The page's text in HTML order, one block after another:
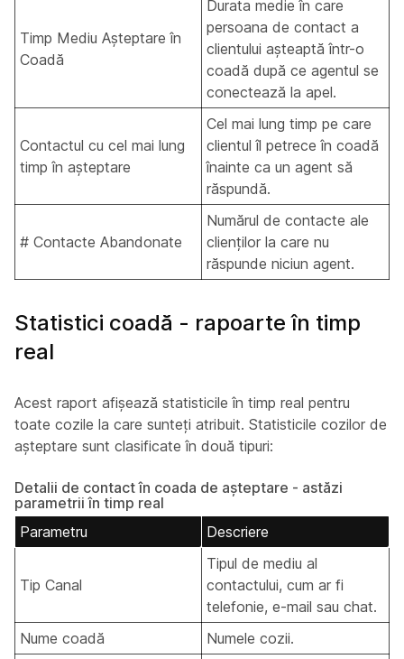
Timp Mediu Așteptare în
Coadă
Durata medie în care
persoana de contact a
clientului așteaptă într-o
coadă după ce agentul se
conectează la apel.
Contactul cu cel mai lung
timp în așteptare
Cel mai lung timp pe care
clientul îl petrece în coadă
înainte ca un agent să
răspundă.
# Contacte Abandonate
Numărul de contacte ale
clienților la care nu
răspunde niciun agent.
Statistici coadă - rapoarte în timp
real
Acest raport afișează statisticile în timp real pentru
toate cozile la care sunteți atribuit. Statisticile cozilor de
așteptare sunt clasificate în două tipuri:
Detalii de contact în coada de așteptare - astăzi
parametrii în timp real
Parametru
Descriere
Tip Canal
Tipul de mediu al
contactului, cum ar fi
telefonie, e-mail sau chat.
Nume coadă
Numele cozii.